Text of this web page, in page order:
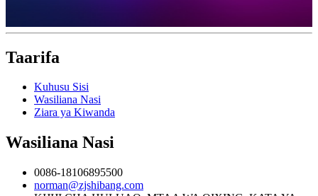
Taarifa
Kuhusu Sisi
Wasiliana Nasi
Ziara ya Kiwanda
Wasiliana Nasi
0086-18106895500
norman@zjshibang.com